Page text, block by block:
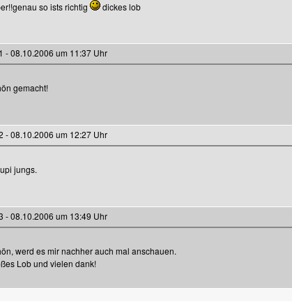
so ists richtig dickes lob
- 08.10.2006 um 11:37 Uhr
gemacht!
- 08.10.2006 um 12:27 Uhr
jungs.
- 08.10.2006 um 13:49 Uhr
werd es mir nachher auch mal anschauen.
Lob und vielen dank!